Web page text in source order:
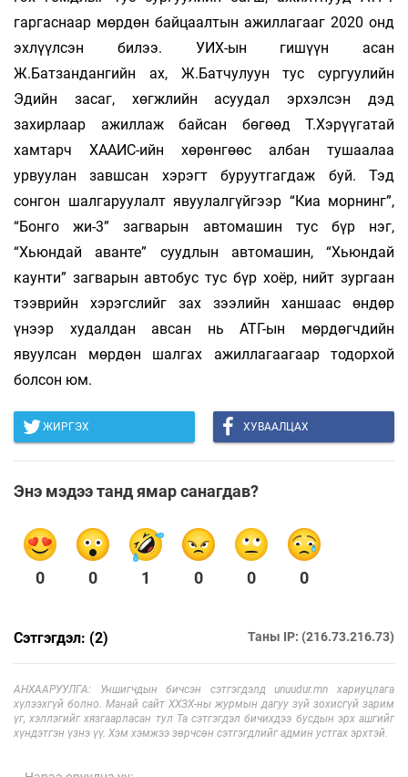
гаргаснаар мөрдөн байцаалтын ажиллагааг 2020 онд
эхлүүлсэн билээ. УИХ-ын гишүүн асан
Ж.Батзандангийн ах, Ж.Батчулуун тус сургуулийн
Эдийн засаг, хөгжлийн асуудал эрхэлсэн дэд
захирлаар ажиллаж байсан бөгөөд Т.Хэрүүгатай
хамтарч ХААИС-ийн хөрөнгөөс албан тушаалаа
урвуулан завшсан хэрэгт буруутгагдаж буй. Тэд
сонгон шалгаруулалт явуулалгүйгээр “Киа морнинг”,
“Бонго жи-3” загварын автомашин тус бүр нэг,
“Хьюндай аванте” суудлын автомашин, “Хьюндай
каунти” загварын автобус тус бүр хоёр, нийт зургаан
тээврийн хэрэгслийг зах зээлийн ханшаас өндөр
үнээр худалдан авсан нь АТГ-ын мөрдөгчдийн
явуулсан мөрдөн шалгах ажиллагаагаар тодорхой
болсон юм.
ЖИРГЭХ ХУВААЛЦАХ
Энэ мэдээ танд ямар санагдав?
0 0 1 0 0 0
Сэтгэгдэл: (2) Таны IP: (216.73.216.73)
АНХААРУУЛГА: Уншигчдын бичсэн сэтгэгдэлд unuudur.mn хариуцлага
хүлээхгүй болно. Манай сайт ХХЗХ-ны журмын дагуу зүй зохисгүй зарим
үг, хэллэгийг хязгаарласан тул Та сэтгэгдэл бичихдээ бусдын эрх ашгийг
хүндэтгэн үзнэ үү. Хэм хэмжээ зөрчсөн сэтгэгдлийг админ устгах эрхтэй.